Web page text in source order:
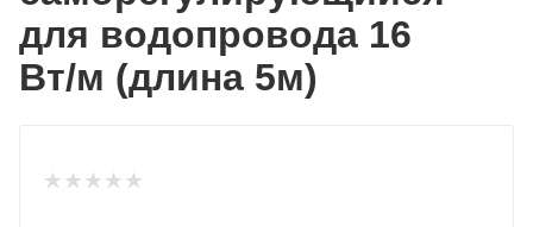
для водопровода 16
Вт/м (длина 5м)